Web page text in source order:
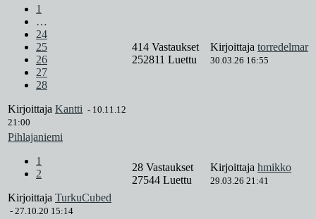
1
…
24
25
26
27
28
Kirjoittaja Kantti - 10.11.12
21:00
414 Vastaukset
252811 Luettu
Kirjoittaja torredelmar
30.03.26 16:55
Pihlajaniemi
1
2
Kirjoittaja TurkuCubed
- 27.10.20 15:14
28 Vastaukset
27544 Luettu
Kirjoittaja hmikko
29.03.26 21:41